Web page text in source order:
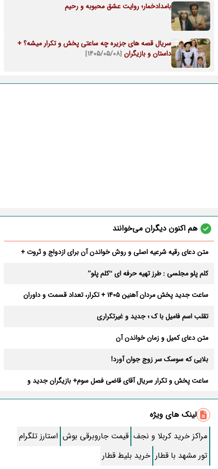
بامدادخمار؛ روایت عشق محبوبه و رحیم
سریال قصه های جزیره چه ساعتی پخش و تکرار میشه؟ +
داستان و بازیگران [۱۴۰۵/۰۵/۰۸]
هم اکنون دیگران می‌خوانند
متن دعای رقیه شرعیه اصلی و روش خواندن آن برای ازدواج و ثروت +
کلم پلو مجلسی : طرز تهیه حرفه ای “کلم پلو”
ساعت جدید پخش مردان آهنین 1405 + تکرار، تعداد قسمت و داوران
تقلب اسم فامیل با ک ؛ جدید و غیرتکراری
متن دعای کمیل و زمان خواندن آن
بلایی که سوسک سر زوج جوان آورد!
ساعت پخش و تکرار سریال آقای قاضی فصل سوم+ بازیگران جدید و
طرز تهیه سالاد ماکارونی خانگی خوشمزه و لذیذ + آموزش تصویری
طرز تهیه پاستا با سس آلفردو و مرغ فوری + آموزش تصویری پنه
جواب کامل اسم فامیل با “س”
ماه قرمز نشانه آخر دنیا در آسمان ظاهر شد !
لینک های ویژه
مراکز خرید کربلا و نجف قیمت جاروبرقی بوش استارز تلگرام
تور مشهد با قطار خرید بلیط قطار